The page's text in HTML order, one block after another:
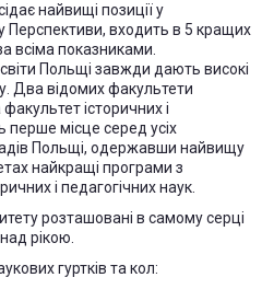
найвищі позиції у
Перспективи, входить в 5 кращих
всіма показниками.
Польщі завжди дають високі
Два відомих факультети
факультет історичних і
перше місце серед усіх
Польщі, одержавши найвищу
найкращі програми з
і педагогічних наук.
розташовані в самому серці
рікою.
гуртків та кол: